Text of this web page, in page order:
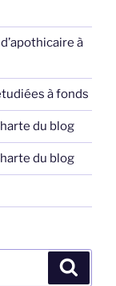
à
à fonds
du blog
du blog